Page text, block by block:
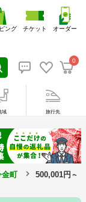
0
ング チケット オーダー
域 旅行先
金町 500,001円～